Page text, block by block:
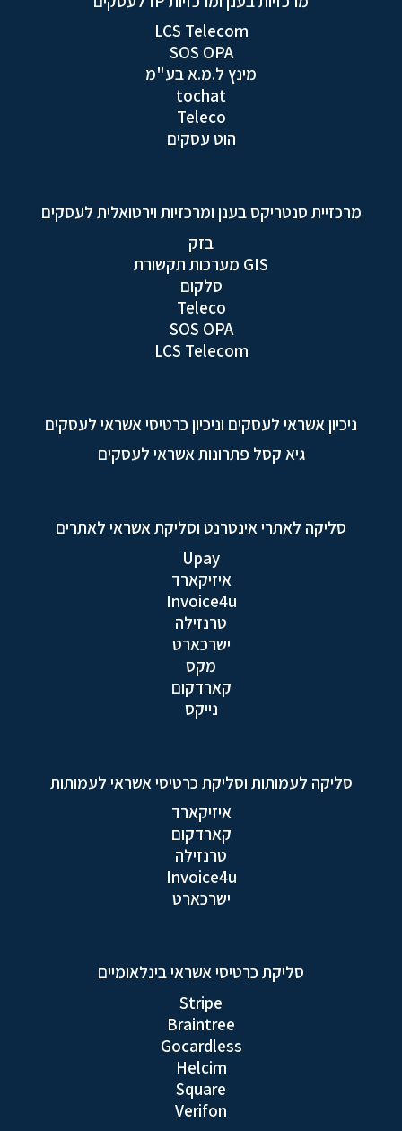
LCS Telecom
SOS OPA
מינץ ל.מ.א בע"מ
tochat
Teleco
הוט עסקים
מרכזיית סנטריקס בענן ומרכזיות וירטואלית לעסקים
בזק
GIS מערכות תקשורת
סלקום
Teleco
SOS OPA
LCS Telecom
ניכיון אשראי לעסקים וניכיון כרטיסי אשראי לעסקים
גיא קסל פתרונות אשראי לעסקים
סליקה לאתרי אינטרנט וסליקת אשראי לאתרים
Upay
איזיקארד
Invoice4u
טרנזילה
ישרכארט
מקס
קארדקום
נייקס
סליקה לעמותות וסליקת כרטיסי אשראי לעמותות
איזיקארד
קארדקום
טרנזילה
Invoice4u
ישרכארט
סליקת כרטיסי אשראי בינלאומיים
Stripe
Braintree
Gocardless
Helcim
Square
Verifon